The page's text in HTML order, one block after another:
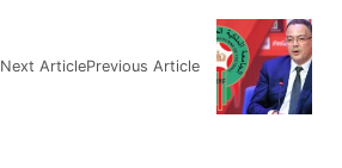
Previous Article
Next Article